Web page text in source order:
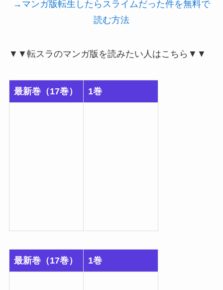
→マンガ版転生したらスライムだった件を無料で
読む方法
▼▼転スラのマンガ版を読みたい人はこちら▼▼
最新巻（17巻） 1巻
最新巻（17巻） 1巻